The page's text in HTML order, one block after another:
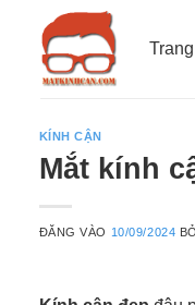
KÍNH CẬN
Mắt kính
ĐĂNG VÀO 10/09/2024